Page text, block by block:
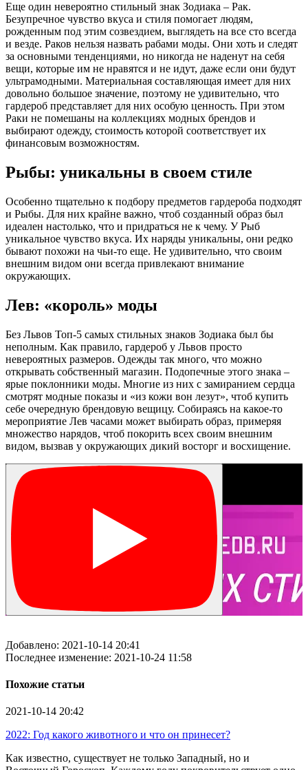
Еще один невероятно стильный знак Зодиака – Рак.
Безупречное чувство вкуса и стиля помогает людям,
рожденным под этим созвездием, выглядеть на все сто всегда
и везде. Раков нельзя назвать рабами моды. Они хоть и следят
за основными тенденциями, но никогда не наденут на себя
вещи, которые им не нравятся и не идут, даже если они будут
ультрамодными. Материальная составляющая имеет для них
довольно большое значение, поэтому не удивительно, что
гардероб представляет для них особую ценность. При этом
Раки не помешаны на коллекциях модных брендов и
выбирают одежду, стоимость которой соответствует их
финансовым возможностям.
Рыбы: уникальны в своем стиле
Особенно тщательно к подбору предметов гардероба подходят
и Рыбы. Для них крайне важно, чтоб созданный образ был
идеален настолько, что и придраться не к чему. У Рыб
уникальное чувство вкуса. Их наряды уникальны, они редко
бывают похожи на чьи-то еще. Не удивительно, что своим
внешним видом они всегда привлекают внимание
окружающих.
Лев: «король» моды
Без Львов Топ-5 самых стильных знаков Зодиака был бы
неполным. Как правило, гардероб у Львов просто
невероятных размеров. Одежды так много, что можно
открывать собственный магазин. Подопечные этого знака –
ярые поклонники моды. Многие из них с замиранием сердца
смотрят модные показы и «из кожи вон лезут», чтоб купить
себе очередную брендовую вещицу. Собираясь на какое-то
мероприятие Лев часами может выбирать образ, примеряя
множество нарядов, чтоб покорить всех своим внешним
видом, вызвав у окружающих дикий восторг и восхищение.
Добавлено: 2021-10-14 20:41
Последнее изменение: 2021-10-24 11:58
Похожие статьи
2021-10-14 20:42
2022: Год какого животного и что он принесет?
Как известно, существует не только Западный, но и